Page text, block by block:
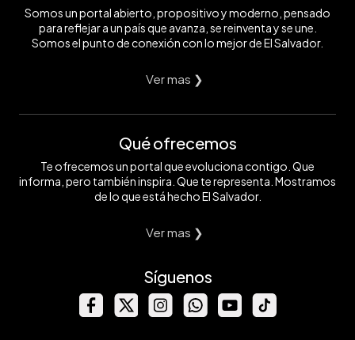
Somos un portal abierto, propositivo y moderno, pensado
para reflejar a un país que avanza, se reinventa y se une.
Somos el punto de conexión con lo mejor de El Salvador.
Ver mas ❯
Qué ofrecemos
Te ofrecemos un portal que evoluciona contigo. Que
informa, pero también inspira. Que te representa. Mostramos
de lo que está hecho El Salvador.
Ver mas ❯
Síguenos